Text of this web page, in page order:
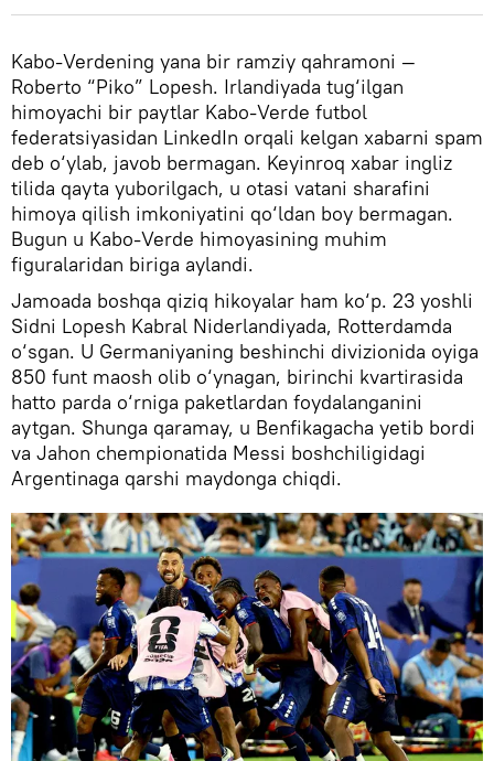
Kabo-Verdening yana bir ramziy qahramoni —
Roberto “Piko” Lopesh. Irlandiyada tug‘ilgan
himoyachi bir paytlar Kabo-Verde futbol
federatsiyasidan LinkedIn orqali kelgan xabarni spam
deb o‘ylab, javob bermagan. Keyinroq xabar ingliz
tilida qayta yuborilgach, u otasi vatani sharafini
himoya qilish imkoniyatini qo‘ldan boy bermagan.
Bugun u Kabo-Verde himoyasining muhim
figuralaridan biriga aylandi.
Jamoada boshqa qiziq hikoyalar ham ko‘p. 23 yoshli
Sidni Lopesh Kabral Niderlandiyada, Rotterdamda
o‘sgan. U Germaniyaning beshinchi divizionida oyiga
850 funt maosh olib o‘ynagan, birinchi kvartirasida
hatto parda o‘rniga paketlardan foydalanganini
aytgan. Shunga qaramay, u Benfikagacha yetib bordi
va Jahon chempionatida Messi boshchiligidagi
Argentinaga qarshi maydonga chiqdi.